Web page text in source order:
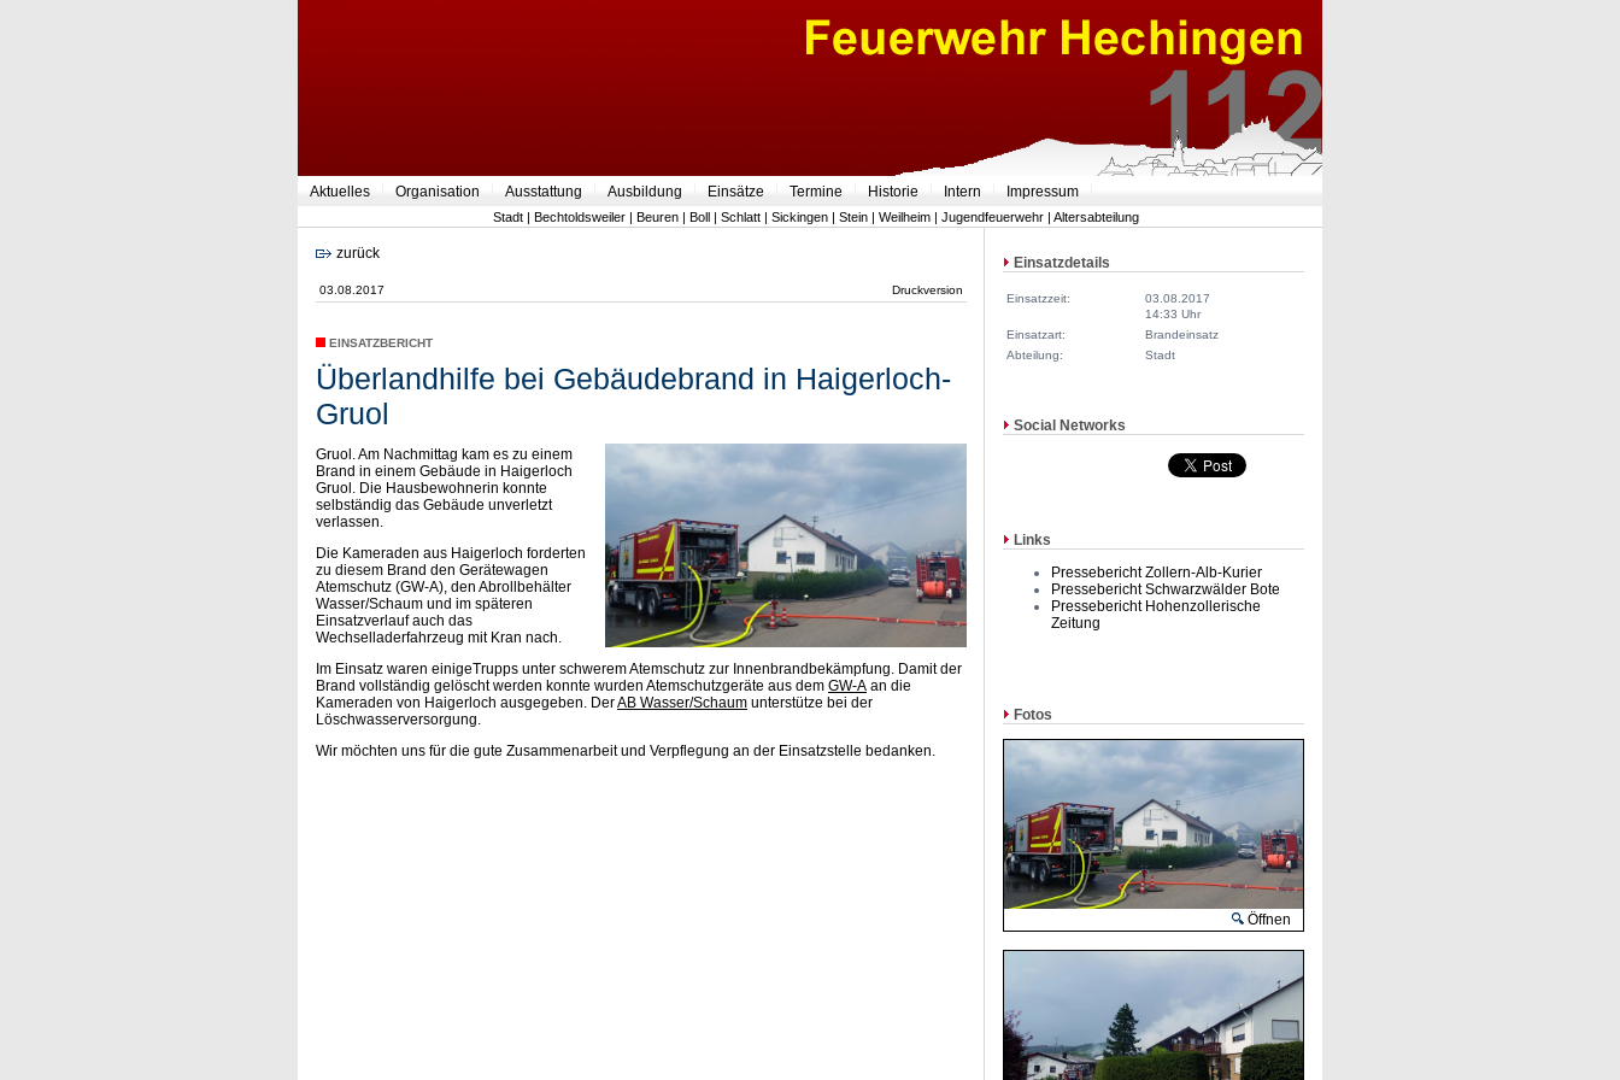
Aktuelles Organisation Ausstattung Ausbildung Einsätze Termine Historie Intern Impressum
Stadt | Bechtoldsweiler | Beuren | Boll | Schlatt | Sickingen | Stein | Weilheim | Jugendfeuerwehr | Altersabteilung
zurück
03.08.2017 Druckversion
EINSATZBERICHT
Überlandhilfe bei Gebäudebrand in Haigerloch-
Gruol
Gruol. Am Nachmittag kam es zu einem
Brand in einem Gebäude in Haigerloch
Gruol. Die Hausbewohnerin konnte
selbständig das Gebäude unverletzt
verlassen.
Die Kameraden aus Haigerloch forderten
zu diesem Brand den Gerätewagen
Atemschutz (GW-A), den Abrollbehälter
Wasser/Schaum und im späteren
Einsatzverlauf auch das
Wechselladerfahrzeug mit Kran nach.
Im Einsatz waren einigeTrupps unter schwerem Atemschutz zur Innenbrandbekämpfung. Damit der
Brand vollständig gelöscht werden konnte wurden Atemschutzgeräte aus dem GW-A an die
Kameraden von Haigerloch ausgegeben. DerAB Wasser/Schaum unterstütze bei der
Löschwasserversorgung.
Wir möchten uns für die gute Zusammenarbeit und Verpflegung an der Einsatzstelle bedanken.
Einsatzdetails
Einsatzzeit:
03.08.2017
14:33 Uhr
Einsatzart:
Brandeinsatz
Abteilung:
Stadt
Social Networks
Links
Pressebericht Zollern-Alb-Kurier
Pressebericht Schwarzwälder Bote
Pressebericht Hohenzollerische
Zeitung
Fotos
Öffnen